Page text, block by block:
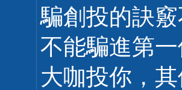
騙創投的訣
不能騙進第
大咖投你，